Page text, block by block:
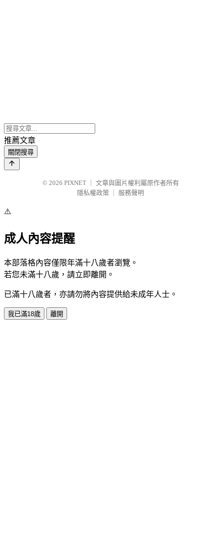
推薦文章
關閉搜尋
© 2026 PIXNET
文章與圖片權利屬原作者所有
隱私權政策
服務聲明
⚠️
成人內容提醒
本部落格內容僅限年滿十八歲者瀏覽。
若您未滿十八歲，請立即離開。
已滿十八歲者，亦請勿將內容提供給未成年人士。
我已滿18歲 離開